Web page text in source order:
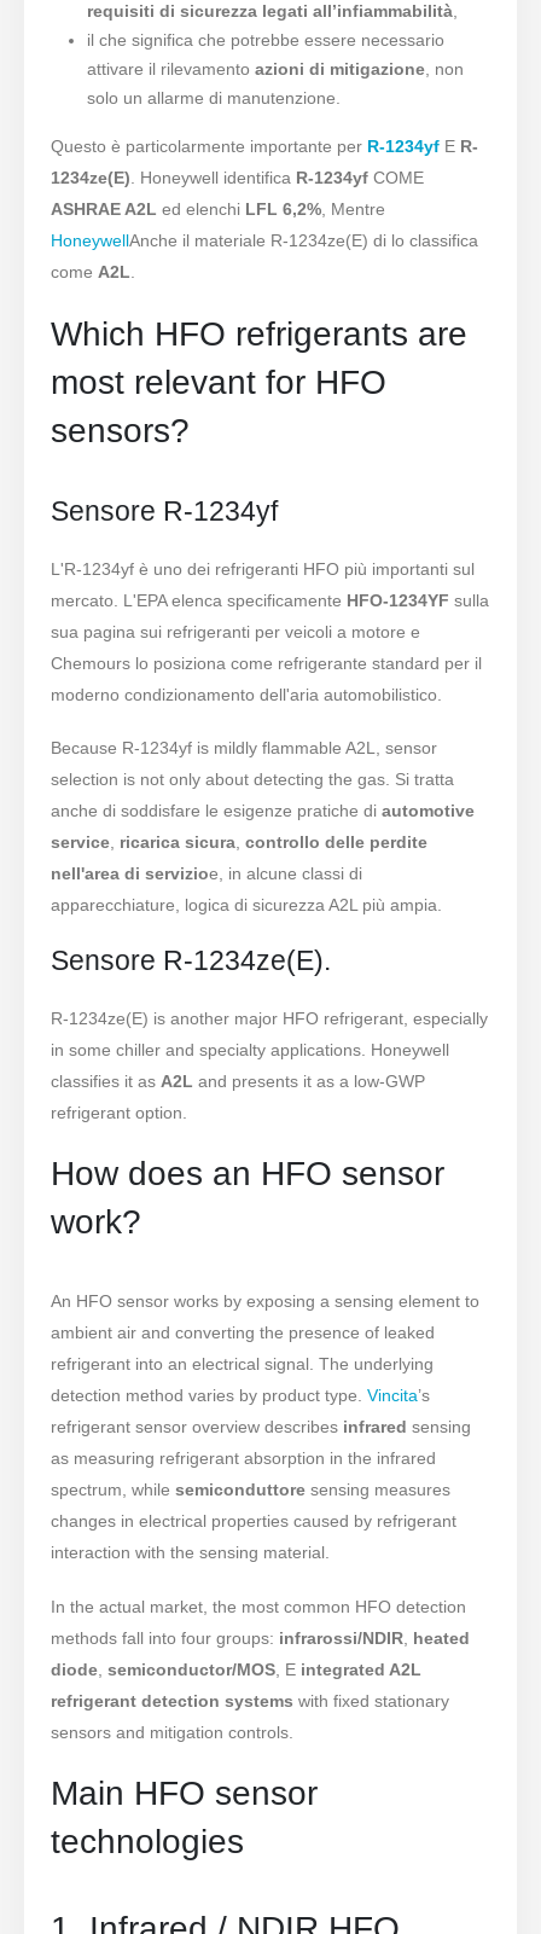
requisiti di sicurezza legati all’infiammabilità,
il che significa che potrebbe essere necessario
attivare il rilevamento azioni di mitigazione, non
solo un allarme di manutenzione.
Questo è particolarmente importante per R-1234yf E R-
1234ze(E) . Honeywell identifica R-1234yf COME
ASHRAE A2L ed elenchi LFL 6,2% , Mentre
HoneywellAnche il materiale R-1234ze(E) di lo classifica
come A2L
Which HFO refrigerants are
most relevant for HFO
sensors?
Sensore R-1234yf
L'R-1234yf è uno dei refrigeranti HFO più importanti sul
mercato. L'EPA elenca specificamente HFO-1234YF sulla
sua pagina sui refrigeranti per veicoli a motore e
Chemours lo posiziona come refrigerante standard per il
moderno condizionamento dell'aria automobilistico.
Because R-1234yf is mildly flammable A2L, sensor
selection is not only about detecting the gas. Si tratta
anche di soddisfare le esigenze pratiche diautomotive
service, ricarica sicura,controllo delle perdite
nell'area di servizioe, in alcune classi di
apparecchiature, logica di sicurezza A2L più ampia.
Sensore R-1234ze(E).
R-1234ze(E) is another major HFO refrigerant, especially
in some chiller and specialty applications. Honeywell
classifies it as A2L and presents it as a low-GWP
refrigerant option.
How does an HFO sensor
work?
An HFO sensor works by exposing a sensing element to
ambient air and converting the presence of leaked
refrigerant into an electrical signal. The underlying
detection method varies by product type. Vincita’s
refrigerant sensor overview describes infrared sensing
as measuring refrigerant absorption in the infrared
spectrum, while semiconduttore sensing measures
changes in electrical properties caused by refrigerant
interaction with the sensing material.
In the actual market, the most common HFO detection
methods fall into four groups: infrarossi/NDIR heated
diode ,semiconductor/MOS , E integrated A2L
refrigerant detection systems with fixed stationary
sensors and mitigation controls.
Main HFO sensor
technologies